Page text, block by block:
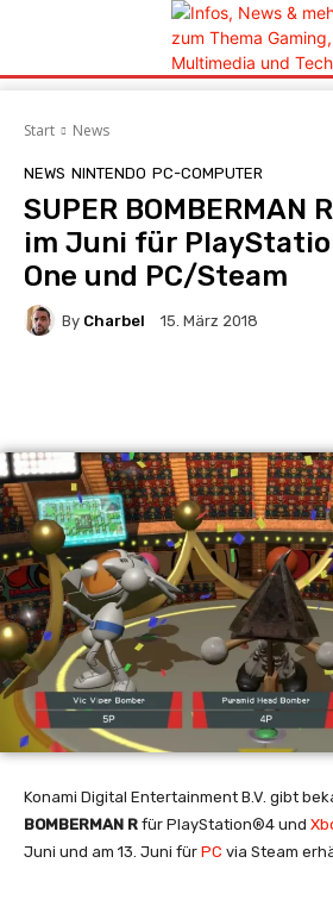
Start News
NEWS NINTENDO PC-COMPUTER
SUPER BOMBERMAN
im Juni für
One und PC/Steam
By Charbel 15. März 2018
Konami Digital Entertainment B.V. gibt
BOMBERMAN R für PlayStation®4 und
Juni und am 13. Juni für PC via Steam